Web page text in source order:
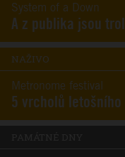
System of a Down
A z publika jsou
NAŽIVO
Metronome festival
5 vrcholů